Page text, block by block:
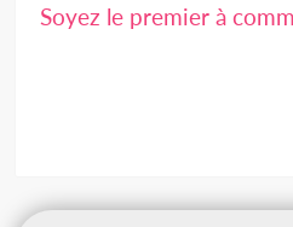
Soyez le premier à